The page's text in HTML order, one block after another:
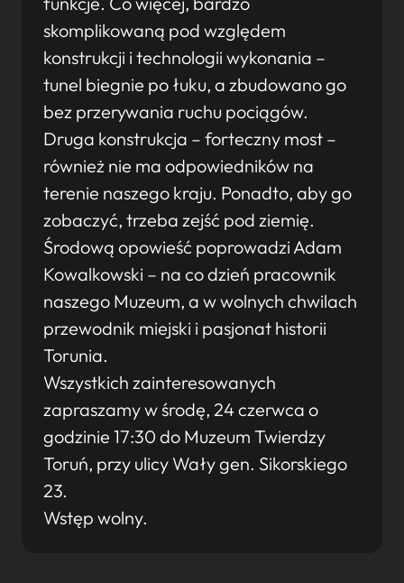
skomplikowaną pod względem
konstrukcji i technologii wykonania –
tunel biegnie po łuku, a zbudowano go
bez przerywania ruchu pociągów.
Druga konstrukcja – forteczny most –
również nie ma odpowiedników na
terenie naszego kraju. Ponadto, aby go
zobaczyć, trzeba zejść pod ziemię.
Środową opowieść poprowadzi Adam
Kowalkowski – na co dzień pracownik
naszego Muzeum, a w wolnych chwilach
przewodnik miejski i pasjonat historii
Torunia.
Wszystkich zainteresowanych
zapraszamy w środę, 24 czerwca o
godzinie 17:30 do Muzeum Twierdzy
Toruń, przy ulicy Wały gen. Sikorskiego
23.
Wstęp wolny.